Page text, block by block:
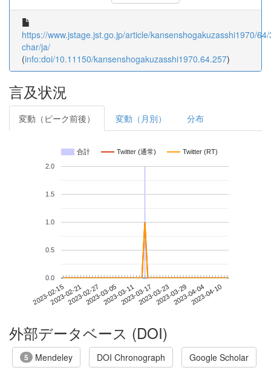
https://www.jstage.jst.go.jp/article/kansenshogakuzasshi1970/
char/ja/
(info:doi/10.11150/kansenshogakuzasshi1970.64.257)
言及状況
変動（ピーク前後） 変動（月別） 分布
合計 Twitter (通常) Twitter (RT)
2023-02-152023-02-212023-02-272023-03-052023-03-112023-03-172023-03-232023-03-292023-04-042023-04-10
0.0
0.5
1.0
1.5
2.0
外部データベース (DOI)
5 Mendeley DOI Chronograph Google Scholar